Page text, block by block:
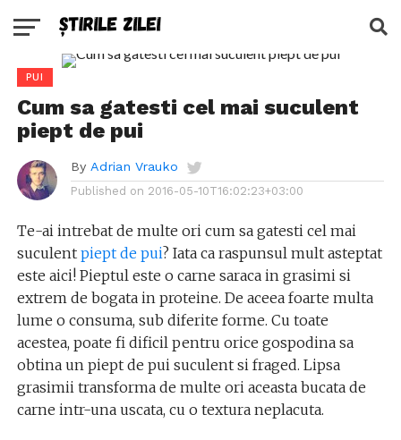
PUI
Cum sa gatesti cel mai suculent
piept de pui
By Adrian Vrauko
Published on 2016-05-10T16:02:23+03:00
Te-ai intrebat de multe ori cum sa gatesti cel mai
suculent piept de pui? Iata ca raspunsul mult asteptat
este aici! Pieptul este o carne saraca in grasimi si
extrem de bogata in proteine. De aceea foarte multa
lume o consuma, sub diferite forme. Cu toate
acestea, poate fi dificil pentru orice gospodina sa
obtina un piept de pui suculent si fraged. Lipsa
grasimii transforma de multe ori aceasta bucata de
carne intr-una uscata, cu o textura neplacuta.